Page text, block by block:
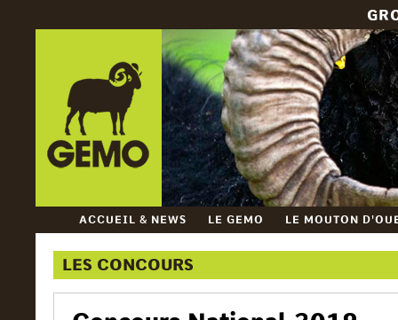
ACCUEIL & NEWS LE GEMO LE MOUTON
LES CONCOURS